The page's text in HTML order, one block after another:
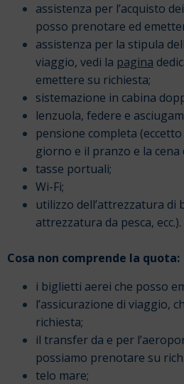
assistenza per l’acquisto
posso prenotare ed
assistenza per la stipula
viaggio, vedi la pagina
emettere su richiesta;
sistemazione in cabina
lenzuola, federe e
pensione completa
giorno e il pranzo e la
tasse portuali;
Wi-Fi;
utilizzo dell’attrezzatura di
attrezzatura da pesca, ecc.).
Cosa non comprende la quota:
i biglietti aerei che posso
l’assicurazione di viaggio,
richiesta;
il transfer da e per
possiamo prenotare su
telo mare;